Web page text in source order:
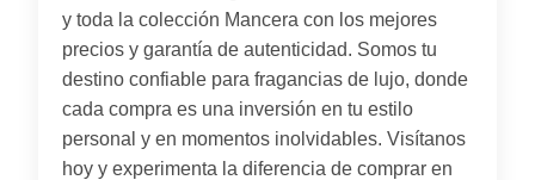
y toda la colección Mancera con los mejores
precios y garantía de autenticidad. Somos tu
destino confiable para fragancias de lujo, donde
cada compra es una inversión en tu estilo
personal y en momentos inolvidables. Visítanos
hoy y experimenta la diferencia de comprar en